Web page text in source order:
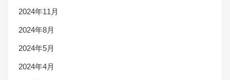
2024年11月
2024年8月
2024年5月
2024年4月